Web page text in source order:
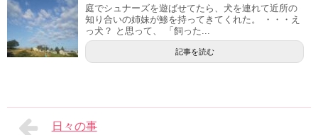
庭でシュナーズを遊ばせてたら、犬を連れて近所の
知り合いの姉妹が鯵を持ってきてくれた。 ・・・え
っ犬？ と思って、 「飼った...
記事を読む
日々の事